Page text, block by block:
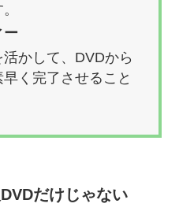
ー
かして、DVDから
く完了させること
だけじゃない